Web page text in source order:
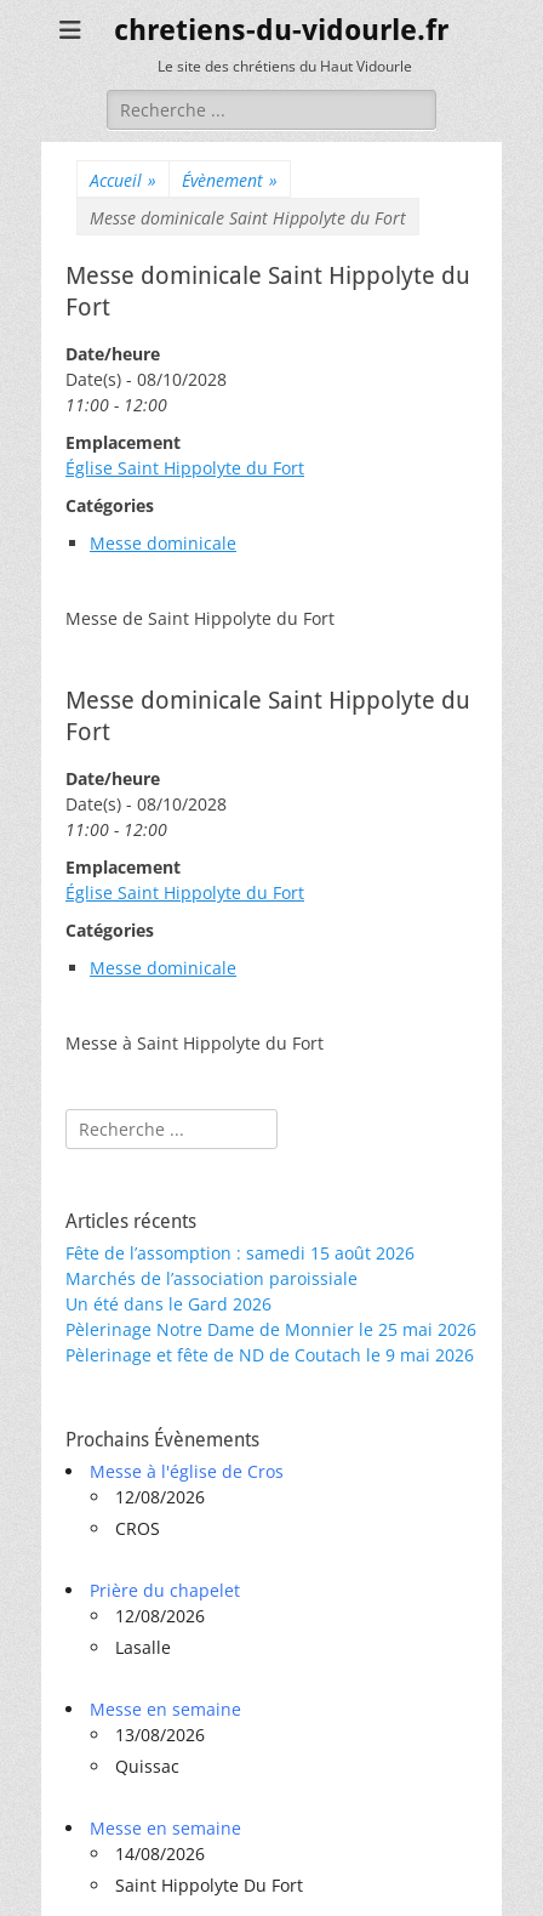
chretiens-du-vidourle.fr
Le site des chrétiens du Haut Vidourle
Rechercher :
Accueil » Évènement »
Messe dominicale Saint Hippolyte du Fort
Messe dominicale Saint Hippolyte du
Fort
Date/heure
Date(s) - 08/10/2028
11:00 - 12:00
Emplacement
Église Saint Hippolyte du Fort
Catégories
Messe dominicale
Messe de Saint Hippolyte du Fort
Messe dominicale Saint Hippolyte du
Fort
Date/heure
Date(s) - 08/10/2028
11:00 - 12:00
Emplacement
Église Saint Hippolyte du Fort
Catégories
Messe dominicale
Messe à Saint Hippolyte du Fort
Rechercher :
Articles récents
Fête de l’assomption : samedi 15 août 2026
Marchés de l’association paroissiale
Un été dans le Gard 2026
Pèlerinage Notre Dame de Monnier le 25 mai 2026
Pèlerinage et fête de ND de Coutach le 9 mai 2026
Prochains Évènements
Messe à l'église de Cros
12/08/2026
CROS
Prière du chapelet
12/08/2026
Lasalle
Messe en semaine
13/08/2026
Quissac
Messe en semaine
14/08/2026
Saint Hippolyte Du Fort